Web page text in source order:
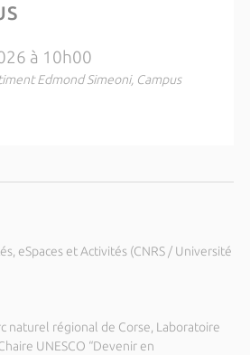
à 10h00
Edmond Simeoni, Campus
eSpaces et Activités (CNRS / Université
naturel régional de Corse, Laboratoire
UNESCO “Devenir en